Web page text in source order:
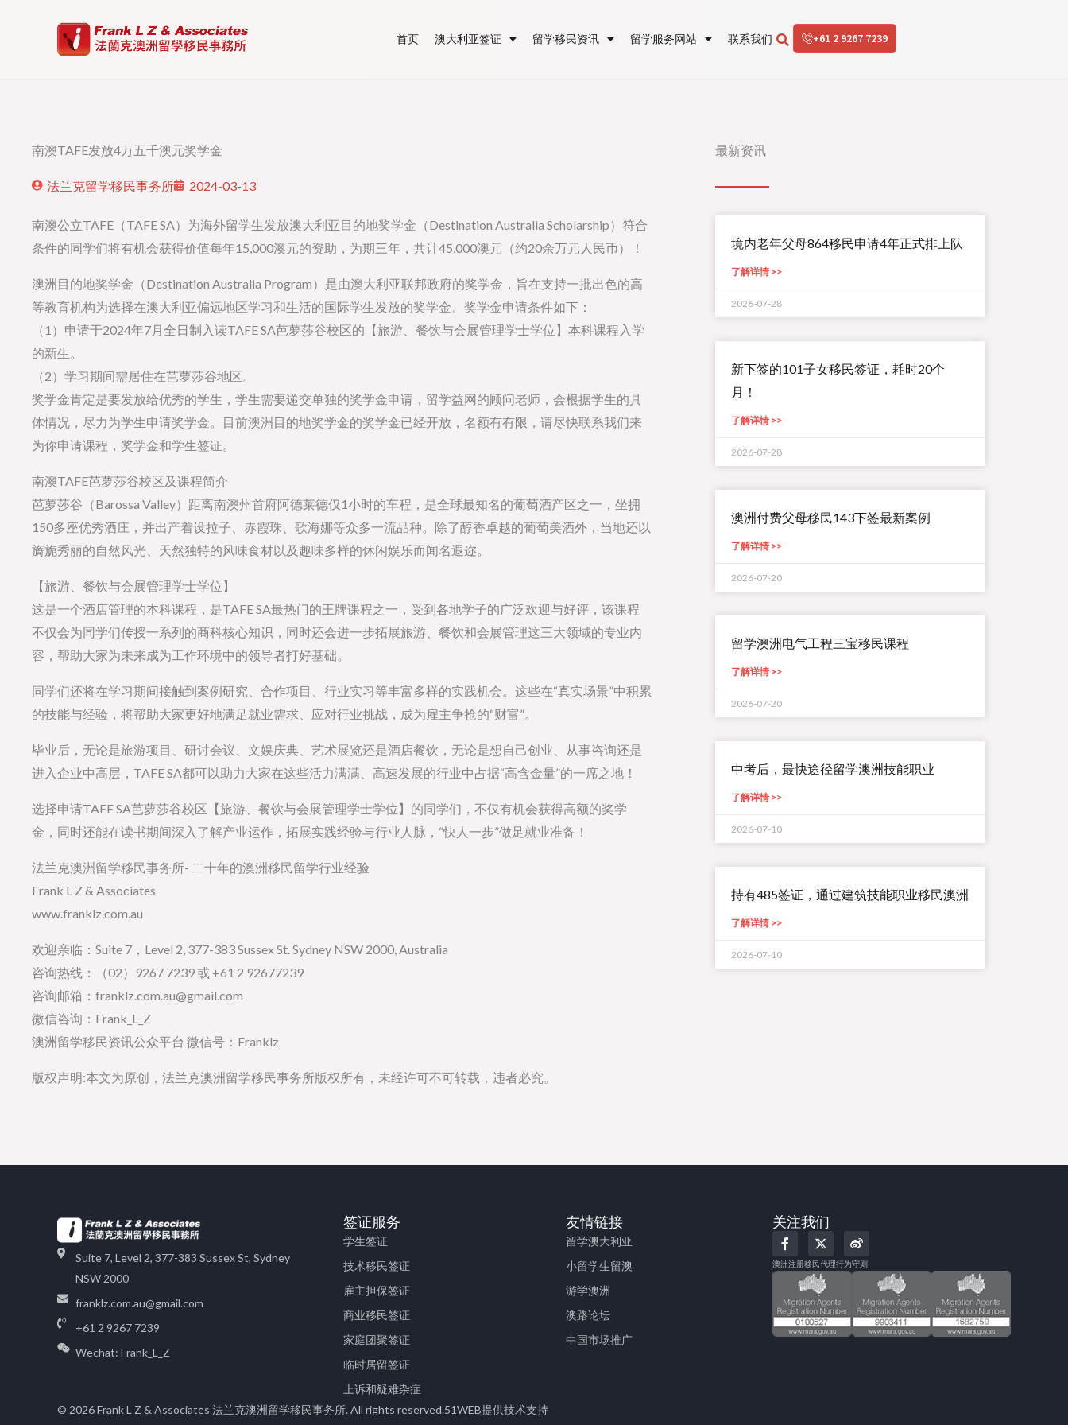
首页 澳大利亚签证 留学移民资讯 留学服务网站 联系我们 +61 2 9267 7239
南澳TAFE发放4万五千澳元奖学金
法兰克留学移民事务所 2024-03-13
南澳公立TAFE（TAFE SA）为海外留学生发放澳大利亚目的地奖学金（Destination Australia Scholarship）符合
条件的同学们将有机会获得价值每年15,000澳元的资助，为期三年，共计45,000澳元（约20余万元人民币）！
澳洲目的地奖学金（Destination Australia Program）是由澳大利亚联邦政府的奖学金，旨在支持一批出色的高
等教育机构为选择在澳大利亚偏远地区学习和生活的国际学生发放的奖学金。奖学金申请条件如下：
（1）申请于2024年7月全日制入读TAFE SA芭萝莎谷校区的【旅游、餐饮与会展管理学士学位】本科课程入学
的新生。
（2）学习期间需居住在芭萝莎谷地区。
奖学金肯定是要发放给优秀的学生，学生需要递交单独的奖学金申请，留学益网的顾问老师，会根据学生的具
体情况，尽力为学生申请奖学金。目前澳洲目的地奖学金的奖学金已经开放，名额有有限，请尽快联系我们来
为你申请课程，奖学金和学生签证。
南澳TAFE芭萝莎谷校区及课程简介
芭萝莎谷（Barossa Valley）距离南澳州首府阿德莱德仅1小时的车程，是全球最知名的葡萄酒产区之一，坐拥
150多座优秀酒庄，并出产着设拉子、赤霞珠、歌海娜等众多一流品种。除了醇香卓越的葡萄美酒外，当地还以
旖旎秀丽的自然风光、天然独特的风味食材以及趣味多样的休闲娱乐而闻名遐迩。
【旅游、餐饮与会展管理学士学位】
这是一个酒店管理的本科课程，是TAFE SA最热门的王牌课程之一，受到各地学子的广泛欢迎与好评，该课程
不仅会为同学们传授一系列的商科核心知识，同时还会进一步拓展旅游、餐饮和会展管理这三大领域的专业内
容，帮助大家为未来成为工作环境中的领导者打好基础。
同学们还将在学习期间接触到案例研究、合作项目、行业实习等丰富多样的实践机会。这些在“真实场景”中积累
的技能与经验，将帮助大家更好地满足就业需求、应对行业挑战，成为雇主争抢的“财富”。
毕业后，无论是旅游项目、研讨会议、文娱庆典、艺术展览还是酒店餐饮，无论是想自己创业、从事咨询还是
进入企业中高层，TAFE SA都可以助力大家在这些活力满满、高速发展的行业中占据“高含金量”的一席之地！
选择申请TAFE SA芭萝莎谷校区【旅游、餐饮与会展管理学士学位】的同学们，不仅有机会获得高额的奖学
金，同时还能在读书期间深入了解产业运作，拓展实践经验与行业人脉，“快人一步”做足就业准备！
法兰克澳洲留学移民事务所- 二十年的澳洲移民留学行业经验
Frank L Z & Associates
www.franklz.com.au
欢迎亲临：Suite 7，Level 2, 377-383 Sussex St. Sydney NSW 2000, Australia
咨询热线：（02）9267 7239 或 +61 2 92677239
咨询邮箱：franklz.com.au@gmail.com
微信咨询：Frank_L_Z
澳洲留学移民资讯公众平台 微信号：Franklz
版权声明:本文为原创，法兰克澳洲留学移民事务所版权所有，未经许可不可转载，违者必究。
最新资讯
境内老年父母864移民申请4年正式排上队
了解详情 >>
2026-07-28
新下签的101子女移民签证，耗时20个
月！
了解详情 >>
2026-07-28
澳洲付费父母移民143下签最新案例
了解详情 >>
2026-07-20
留学澳洲电气工程三宝移民课程
了解详情 >>
2026-07-20
中考后，最快途径留学澳洲技能职业
了解详情 >>
2026-07-10
持有485签证，通过建筑技能职业移民澳洲
了解详情 >>
2026-07-10
Suite 7, Level 2, 377-383 Sussex St, Sydney
NSW 2000
franklz.com.au@gmail.com
+61 2 9267 7239
Wechat: Frank_L_Z
签证服务
学生签证
技术移民签证
雇主担保签证
商业移民签证
家庭团聚签证
临时居留签证
上诉和疑难杂症
友情链接
留学澳大利亚
小留学生留澳
游学澳洲
澳路论坛
中国市场推广
关注我们
F
a
c
e
o
o
k
-
X
-
t
w
i
t
t
e
r
W
e
i
b
澳洲注册移民代理行为守则
© 2026 Frank L Z & Associates 法兰克澳洲留学移民事务所. All rights reserved.51WEB提供技术支持